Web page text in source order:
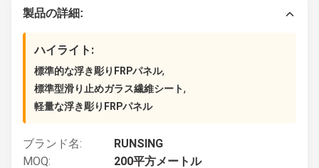
製品の詳細:
ハイライト:
標準的な浮き彫りFRPパネル,
標準型滑り止めガラス繊維シート,
軽量な浮き彫りFRPパネル
ブランド名:
RUNSING
MOQ:
200平方メートル